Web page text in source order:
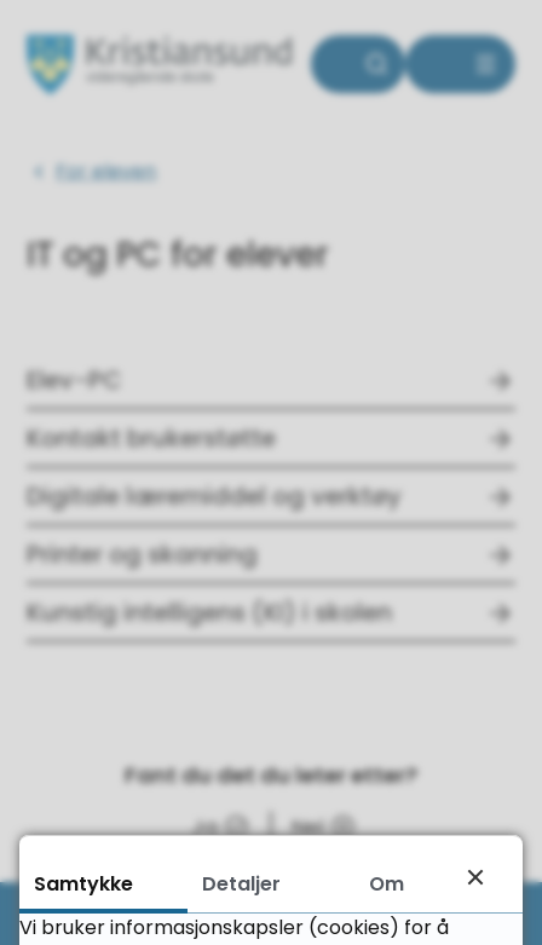
Du er her:
For eleven
IT og PC for elever
Elev-PC
Kontakt brukerstøtte
Digitale læremiddel og verktøy
Printer og skanning
Kunstig intelligens (KI) i skolen
Fant du det du leter etter?
Ja
Nei
Til
Samtykke Detaljer
Om
Vi bruker informasjonskapsler (cookies) for å